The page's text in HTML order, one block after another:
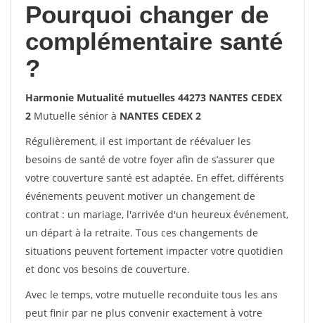
Pourquoi changer de
complémentaire santé
?
Harmonie Mutualité mutuelles 44273 NANTES CEDEX
2 Mutuelle sénior à NANTES CEDEX 2
Régulièrement, il est important de réévaluer les
besoins de santé de votre foyer afin de s’assurer que
votre couverture santé est adaptée. En effet, différents
événements peuvent motiver un changement de
contrat : un mariage, l'arrivée d'un heureux événement,
un départ à la retraite. Tous ces changements de
situations peuvent fortement impacter votre quotidien
et donc vos besoins de couverture.
Avec le temps, votre mutuelle reconduite tous les ans
peut finir par ne plus convenir exactement à votre